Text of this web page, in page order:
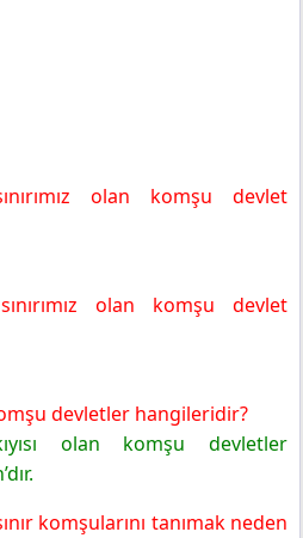
olan komşu devlet
olan komşu devlet
devletler hangileridir?
olan komşu devletler
komşularını tanımak neden